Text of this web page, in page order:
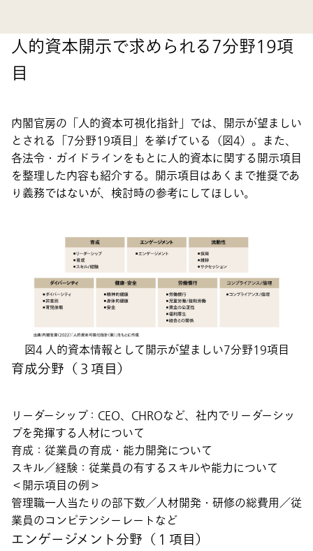
人的資本開示で求められる7分野19項
目
内閣官房の「人的資本可視化指針」では、開示が望ましい
とされる「7分野19項目」を挙げている（図4）。また、
各法令・ガイドラインをもとに人的資本に関する開示項目
を整理した内容も紹介する。開示項目はあくまで推奨であ
り義務ではないが、検討時の参考にしてほしい。
図4 人的資本情報として開示が望ましい7分野19項目
育成分野（３項目）
リーダーシップ：CEO、CHROなど、社内でリーダーシッ
プを発揮する人材について
育成：従業員の育成・能力開発について
スキル／経験：従業員の有するスキルや能力について
＜開示項目の例＞
管理職一人当たりの部下数／人材開発・研修の総費用／従
業員のコンピテンシーレートなど
エンゲージメント分野（１項目）